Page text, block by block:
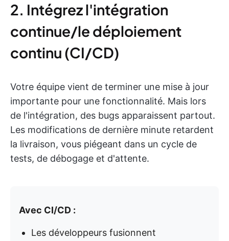
2. Intégrez l'intégration
continue/le déploiement
continu (CI/CD)
Votre équipe vient de terminer une mise à jour
importante pour une fonctionnalité. Mais lors
de l'intégration, des bugs apparaissent partout.
Les modifications de dernière minute retardent
la livraison, vous piégeant dans un cycle de
tests, de débogage et d'attente.
Avec CI/CD :
Les développeurs fusionnent